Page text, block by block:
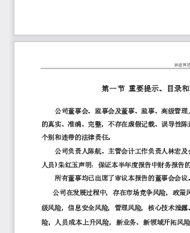
福建博
第一节 重要提示、目录和
公司董事会、监事会及董事、监事、高级管
的真实、准确、完整，不存在虚假记载、误导性
个别和连带的法律责任。
公司负责人陈航、主管会计工作负责人林宏及
人员)朱红玉声明：保证本半年度报告中财务报告
所有董事均已出席了审议本报告的董事会会议。
公司在发展过程中，存在市场竞争风险，政策
级风险，信息安全风险，管理风险，核心技术泄
险，人员成本上升风险，新业务、新领域开拓风